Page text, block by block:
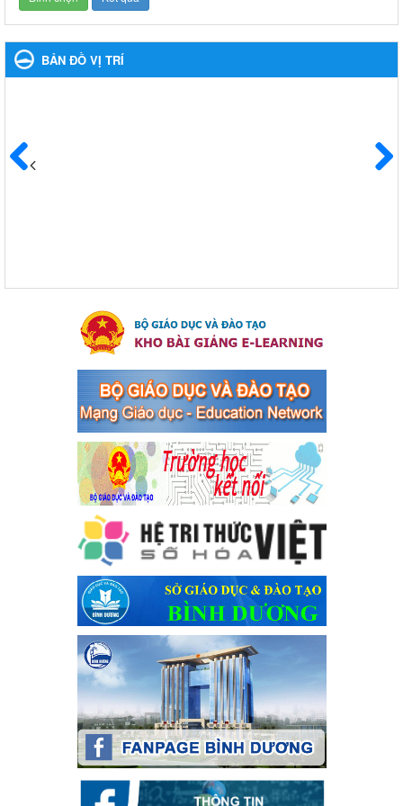
Giáo dục và Đào tạo thị xã Bến Cát
Hưởng ứng cuộc thi trực tuyến "Tìm hiểu Nghị quyết Trung
Ngày ban hành: 04/03/2024
Ngày ban hành: 04/03/2024
Kế hoạch thực hiện Chỉ thị số 16/CT-TTg ngày 27/05/2023
của Thủ tướng Chính phủ về tăng cường phòng ngừa, đấu
tổ chức đánh bạc và đánh bạc
Kế hoạch thực hiện Chỉ thị số 16/CT-TTg ngày 27/05/2023 của
Thủ tướng Chính phủ về tăng cường phòng ngừa, đấu tranh tội
phạm, vi phạm pháp luật liên quan đến hoạt động tổ chức đánh
bạc và đánh bạc
Ngày ban hành: 04/03/2024
Kế hoạch Tổ chức Hội trại truyền thống học sinh thị xã Bến
Cát Lần thứ VIII, năm học 2023-2024
Kế hoạch Tổ chức Hội trại truyền thống học sinh thị xã Bến Cát
Lần thứ VIII, năm học 2023-2024
Ngày ban hành: 28/12/2023
Phối hợp rà soát nhu cầu tiêm vắc xin phòng Covid 19
Phối hợp rà soát nhu cầu tiêm vắc xin phòng Covid 19
Ngày ban hành: 22/11/2023
Phát động, triển khai Cuộc thi " An toàn giao thông cho nụ
cười ngày mai" dành cho học sinh và giáo viên trung học
năm học 2023-2024
Phát động, triển khai Cuộc thi " An toàn giao thông cho nụ cười
ngày mai" dành cho học sinh và giáo viên trung học năm học
Ngày ban hành: 22/11/2023
BẢN ĐỒ VỊ TRÍ